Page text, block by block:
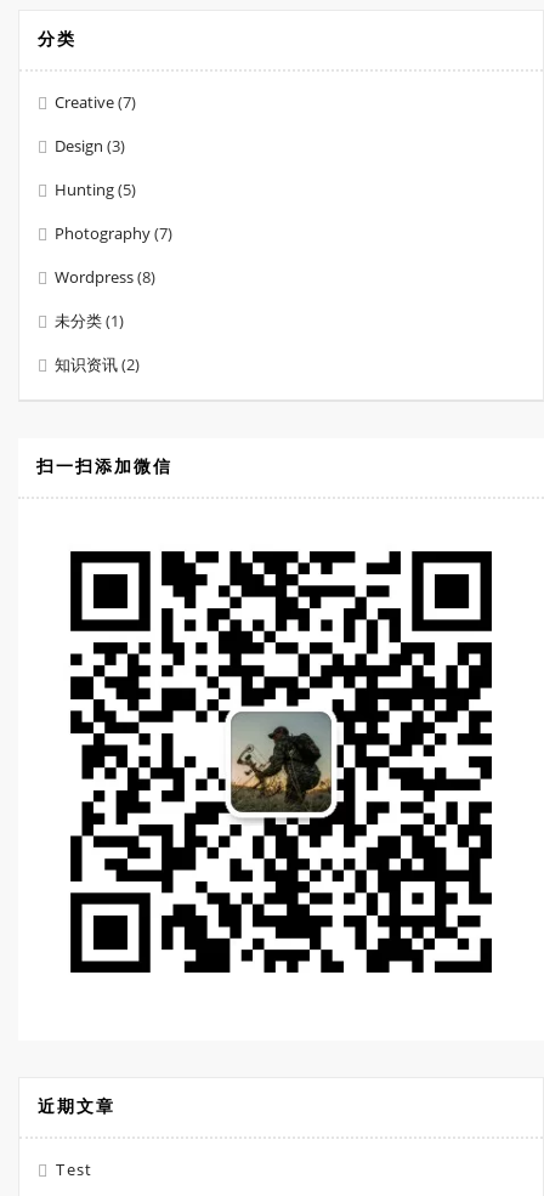
分类
Creative(7)
Design (3)
Hunting(5)
Photography(7)
Wordpress(8)
未分类(1)
知识资讯(2)
扫一扫添加微信
近期文章
Test